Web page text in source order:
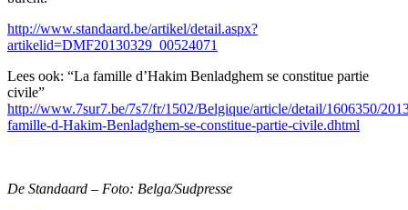
http://www.standaard.be/artikel/detail.aspx?
artikelid=DMF20130329_00524071
Lees ook: “La famille d’Hakim Benladghem se constitue partie
civile”
http://www.7sur7.be/7s7/fr/1502/Belgique/article/detail/1606350/
famille-d-Hakim-Benladghem-se-constitue-partie-civile.dhtml
De Standaard – Foto: Belga/Sudpresse